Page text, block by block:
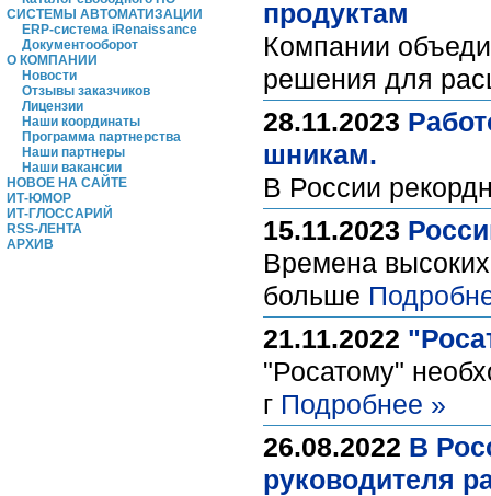
СИСТЕМЫ АВТОМАТИЗАЦИИ
ERP-система iRenaissance
Документооборот
О КОМПАНИИ
Новости
Отзывы заказчиков
Лицензии
Наши координаты
Программа партнерства
Наши партнеры
Наши вакансии
НОВОЕ НА САЙТЕ
ИТ-ЮМОР
ИТ-ГЛОССАРИЙ
RSS-ЛЕНТА
АРХИВ
продуктам
Компании
решения для
28.11.2023
шникам.
В России
15.11.2023
Времена
больше
21.11.2022
"Росатому"
г Подробнее »
26.08.2022 В
руководителя